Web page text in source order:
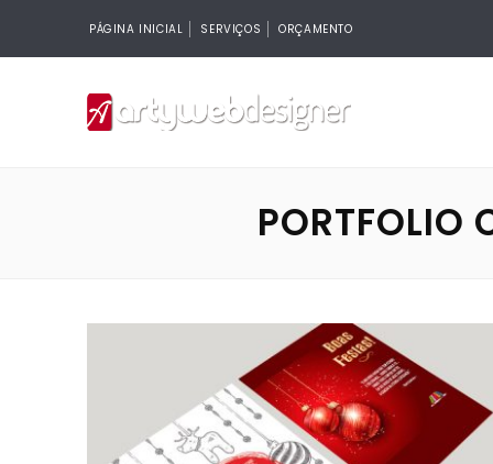
PÁGINA INICIAL SERVIÇOS ORÇAMENTO
PORTFOLIO